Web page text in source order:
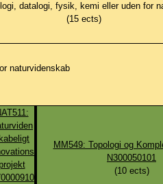
datalogi, fysik, kemi eller uden for
(15ects)
naturvidenskab
projekt
MM549: Topologi og
N300050101
(10ects)